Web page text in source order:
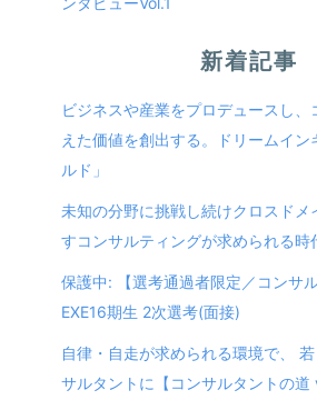
新着記事
ビジネスや産業をプロデュースし
えた価値を創出する。ドリームイ
ルド」
未知の分野に挑戦し続けクロスドメ
すコンサルティングが求められる時
保護中: 【選考通過者限定／コンサ
EXE16期生 2次選考(面接)
自律・自走が求められる環境で、
サルタントに【コンサルタントの道